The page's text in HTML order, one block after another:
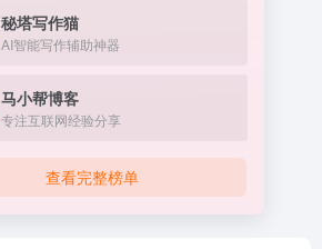
秘塔写作猫
AI智能写作辅助神器
马小帮博客
专注互联网经验分享
查看完整榜单